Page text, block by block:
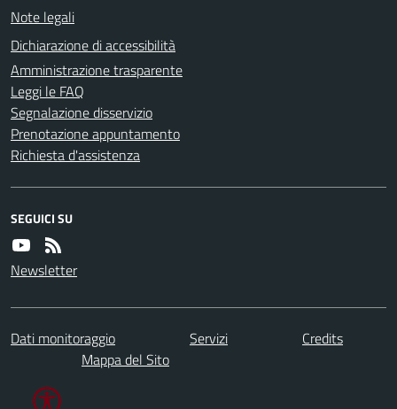
Note legali
Dichiarazione di accessibilità
Amministrazione trasparente
Leggi le FAQ
Segnalazione disservizio
Prenotazione appuntamento
Richiesta d'assistenza
SEGUICI SU
Newsletter
Dati monitoraggio Servizi
Credits
Mappa del Sito